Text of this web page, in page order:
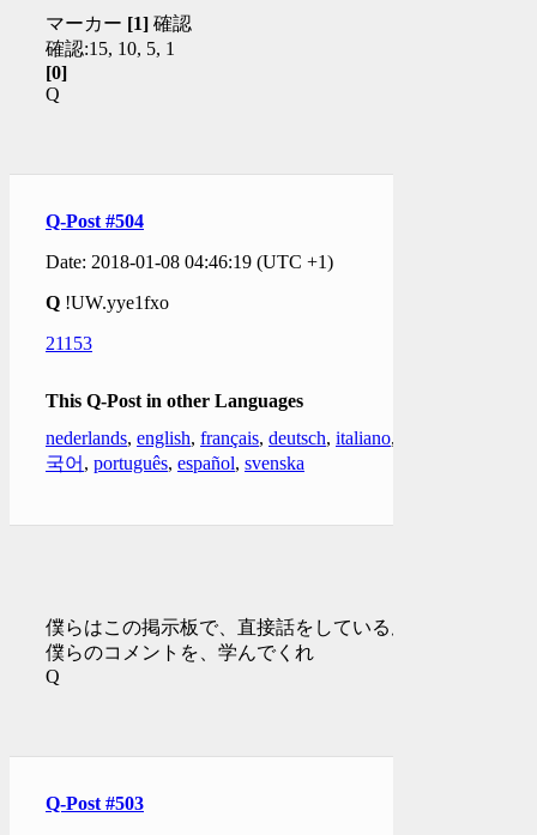
マーカー [1] 確認
確認:15, 10, 5, 1
[0]
Q
Q-Post #504
Date: 2018-01-08 04:46:19 (UTC +1)
Q !UW.yye1fxo
21153
This Q-Post in other Languages
nederlands, english, français, deutsch, italiano,
국어 , português, español, svenska
僕らはこの掲示板で、直接話をしているんだ
僕らのコメントを、学んでくれ
Q
Q-Post #503